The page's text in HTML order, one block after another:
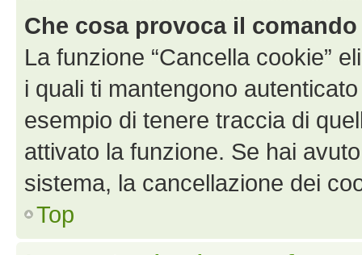
Che cosa provoca il
La funzione “Cancella cookie”
i quali ti mantengono
esempio di tenere traccia di
attivato la funzione. Se hai
sistema, la cancellazione dei
Top